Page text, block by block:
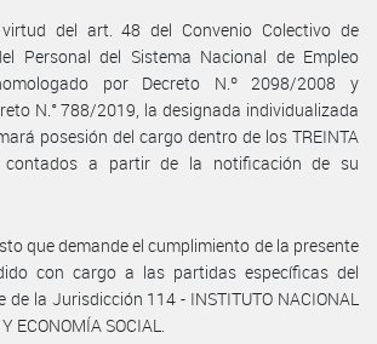
virtud del art. 48 del Convenio Colectivo de
Personal del Sistema Nacional de Empleo
por Decreto N.º 2098/2008 y
N.° 788/2019, la designada individualizada
posesión del cargo dentro de los TREINTA
contados a partir de la notificación de su
que demande el cumplimiento de la presente
con cargo a las partidas específicas del
la Jurisdicción 114 - INSTITUTO NACIONAL
ECONOMÍA SOCIAL.